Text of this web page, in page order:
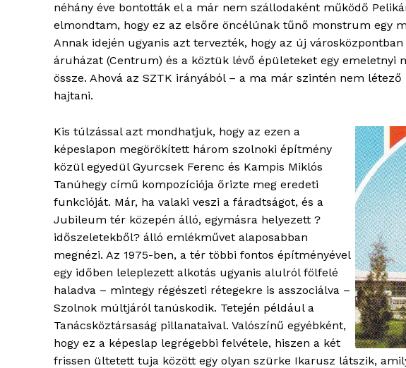
néhány éve bontották el a már nem szállodaként működő
elmondtam, hogy ez az elsőre öncélúnak tűnő monstrum egy
Annak idején ugyanis azt tervezték, hogy az új
áruházat (Centrum) és a köztük lévő épületeket egy emeletnyi
össze. Ahová az SZTK irányából – a ma már szintén nem
hajtani.
Kis túlzással azt mondhatjuk, hogy az ezen a
képeslapon megörökített három szolnoki építmény
közül egyedül Gyurcsek Ferenc és Kampis Miklós
Tanúhegy című kompozíciója őrizte meg eredeti
funkcióját. Már, ha valaki veszi a fáradtságot, és a
Jubileum tér közepén álló, egymásra helyezett ?
időszeletekből? álló emlékművet alaposabban
megnézi. Az 1975-ben, a tér többi fontos építményével
egy időben leleplezett alkotás ugyanis alulról fölfelé
haladva – mintegy régészeti rétegekre is asszociálva –
Szolnok múltjáról tanúskodik. Tetején például a
Tanácsköztársaság pillanataival. Valószínű egyébként,
hogy ez a képeslap legrégebbi felvétele, hiszen a két
frissen ültetett tuja között egy olyan szürke Ikarusz látszik,